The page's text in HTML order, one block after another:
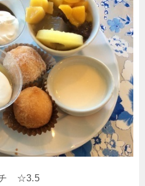
チ ☆3.5